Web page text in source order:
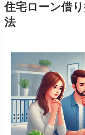
住宅ローン借
法